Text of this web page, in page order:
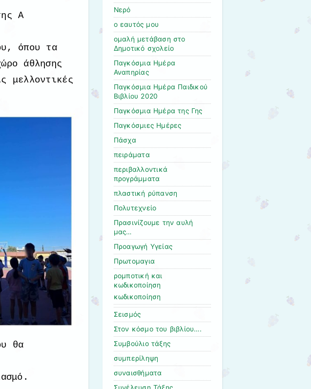
Α
όπου τα
άθλησης
μελλοντικές
θα
Νερό
ο εαυτός μου
ομαλή μετάβαση στο
Δημοτικό σχολείο
Παγκόσμια Ημέρα
Αναπηρίας
Παγκόσμια Ημέρα Παιδικού
Βιβλίου 2020
Παγκόσμια Ημέρα της Γης
Παγκόσμιες Ημέρες
Πάσχα
πειράματα
περιβαλλοντικά
προγράμματα
πλαστική ρύπανση
Πολυτεχνείο
Πρασινίζουμε την αυλή
μας…
Προαγωγή Υγείας
Πρωτομαγια
ρομποτική και
κωδικοποίηση
κωδικοποίηση
Σεισμός
Στον κόσμο του βιβλίου….
Συμβούλιο τάξης
συμπερίληψη
συναισθήματα